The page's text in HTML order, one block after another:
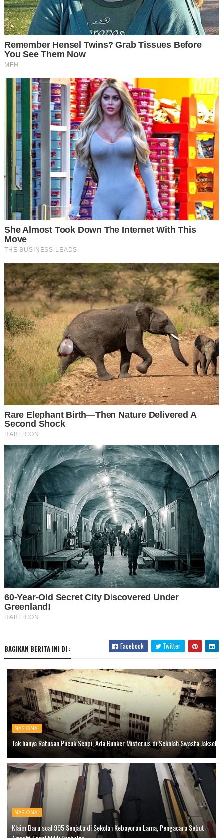
BAGIKAN BERITA INI DI : Facebook Twitter
NASIONAL
Tak hanya Ratusan Pucuk Senpi, Ada Bunker Misterius di Sekolah Swasta Jaksel
NASIONAL
Klaim Baru soal 995 Senjata di Sekolah Kebayoran Lama, Pengacara Sebut